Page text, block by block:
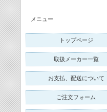
メニュー
トップページ
取扱メーカー一覧
お支払、配送について
ご注文フォーム